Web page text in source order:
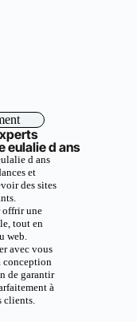
eulalie d ans
d ans
et
des sites
offrir une
tout en
web.
avec vous
conception
de garantir
à
clients.